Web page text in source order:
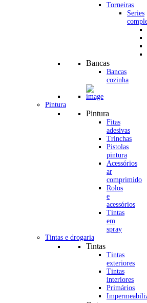
Torneiras
Series
Bancas
Bancas
cozinha
Pintura
Pintura
Fitas
adesivas
Trinchas
Pistolas
pintura
Acessórios
ar
comprimido
Rolos
e
acessórios
Tintas
em
spray
Tintas e drogaria
Tintas
Tintas
exteriores
Tintas
interiores
Primários